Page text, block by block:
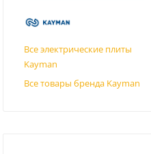
Все электрические плиты
Kayman
Все товары бренда Kayman